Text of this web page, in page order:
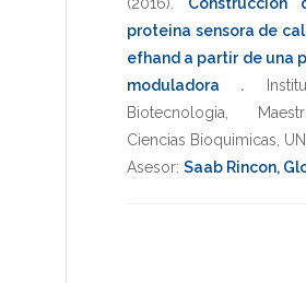
proteina sensora de
efhand a partir de una
moduladora .
Biotecnologia
Ciencias Bioquimicas
Asesor: Saab Rincon,